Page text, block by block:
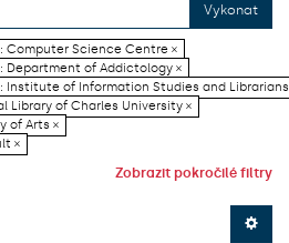
Vykonat
Computer Science Centre ×
Department of Addictology ×
Institute of Information Studies and
Library of Charles University ×
of Arts ×
×
Zobrazit pokročilé filtry